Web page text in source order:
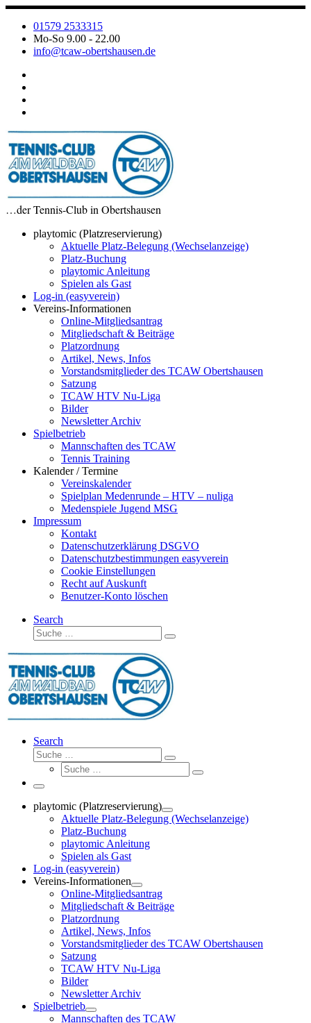
Zum
Inhalt
springen
01579 2533315
Mo-So 9.00 - 22.00
info@tcaw-obertshausen.de
…der Tennis-Club in Obertshausen
playtomic (Platzreservierung)
Aktuelle Platz-Belegung (Wechselanzeige)
Platz-Buchung
playtomic Anleitung
Spielen als Gast
Log-in (easyverein)
Vereins-Informationen
Online-Mitgliedsantrag
Mitgliedschaft & Beiträge
Platzordnung
Artikel, News, Infos
Vorstandsmitglieder des TCAW Obertshausen
Satzung
TCAW HTV Nu-Liga
Bilder
Newsletter Archiv
Spielbetrieb
Mannschaften des TCAW
Tennis Training
Kalender / Termine
Vereinskalender
Spielplan Medenrunde – HTV – nuliga
Medenspiele Jugend MSG
Impressum
Kontakt
Datenschutzerklärung DSGVO
Datenschutzbestimmungen easyverein
Cookie Einstellungen
Recht auf Auskunft
Benutzer-Konto löschen
Search
Suche
Suche
Search
Suche
Suche
Suche
Suche
Menü
playtomic (Platzreservierung)
Aktuelle Platz-Belegung (Wechselanzeige)
Platz-Buchung
playtomic Anleitung
Spielen als Gast
Log-in (easyverein)
Vereins-Informationen
Online-Mitgliedsantrag
Mitgliedschaft & Beiträge
Platzordnung
Artikel, News, Infos
Vorstandsmitglieder des TCAW Obertshausen
Satzung
TCAW HTV Nu-Liga
Bilder
Newsletter Archiv
Spielbetrieb
Mannschaften des TCAW